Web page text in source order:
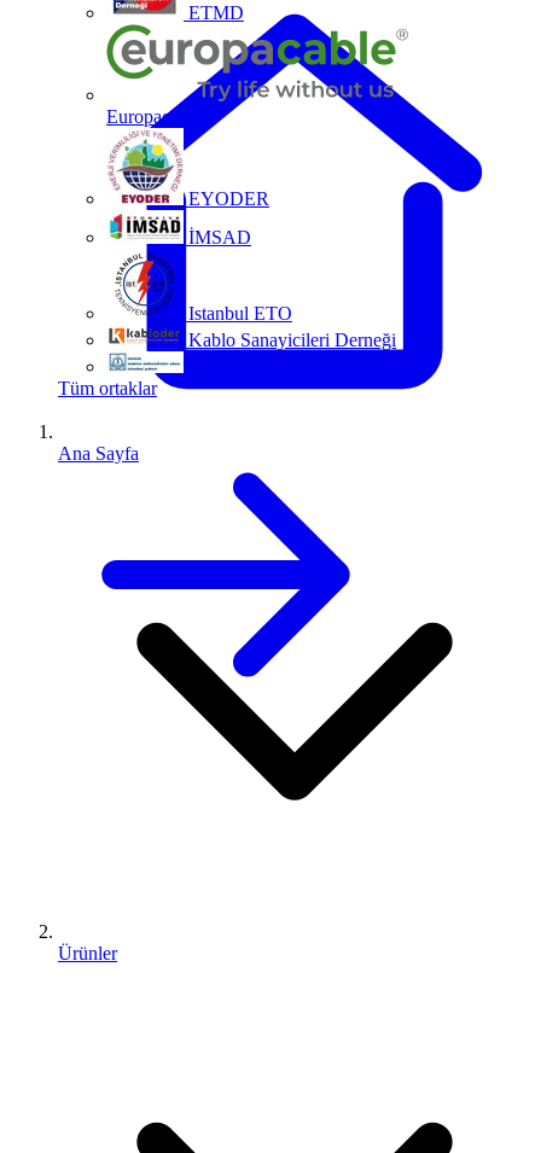
ETMD
Europacable
EYODER
İMSAD
Istanbul ETO
Kablo Sanayicileri Derneği
Tüm ortaklar
Ana Sayfa
Ürünler